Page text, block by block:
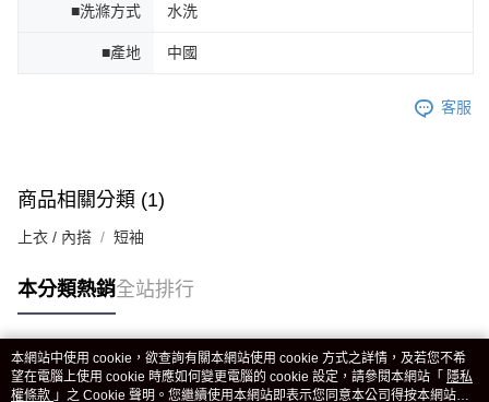
■洗滌方式 水洗
■產地 中國
客服
商品相關分類 (1)
上衣 / 內搭 短袖
本分類熱銷全站排行
熱門標籤
本網站中使用 cookie，欲查詢有關本網站使用 cookie 方式之詳情，及若您不希
望在電腦上使用 cookie 時應如何變更電腦的 cookie 設定，請參閱本網站「 隱私
權條款 」之 Cookie 聲明。您繼續使用本網站即表示您同意本公司得按本網站使